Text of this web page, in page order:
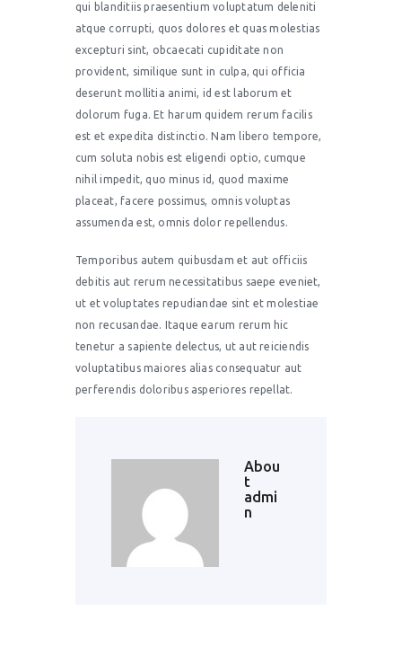
qui blanditiis praesentium voluptatum deleniti
atque corrupti, quos dolores et quas molestias
excepturi sint, obcaecati cupiditate non
provident, similique sunt in culpa, qui officia
deserunt mollitia animi, id est laborum et
dolorum fuga. Et harum quidem rerum facilis
est et expedita distinctio. Nam libero tempore,
cum soluta nobis est eligendi optio, cumque
nihil impedit, quo minus id, quod maxime
placeat, facere possimus, omnis voluptas
assumenda est, omnis dolor repellendus.
Temporibus autem quibusdam et aut officiis
debitis aut rerum necessitatibus saepe eveniet,
ut et voluptates repudiandae sint et molestiae
non recusandae. Itaque earum rerum hic
tenetur a sapiente delectus, ut aut reiciendis
voluptatibus maiores alias consequatur aut
perferendis doloribus asperiores repellat.
Abou
t
admi
n